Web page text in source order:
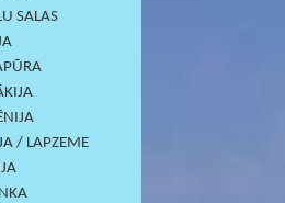
SALAS
/ LAPZEME